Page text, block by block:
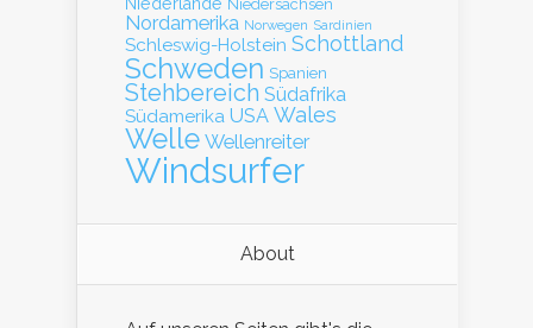
Niedersachsen
Nordamerika Norwegen Sardinien
Schleswig-Holstein Schottland
Schweden Spanien
Stehbereich Südafrika
Südamerika USA Wales
Welle Wellenreiter
Windsurfer
About